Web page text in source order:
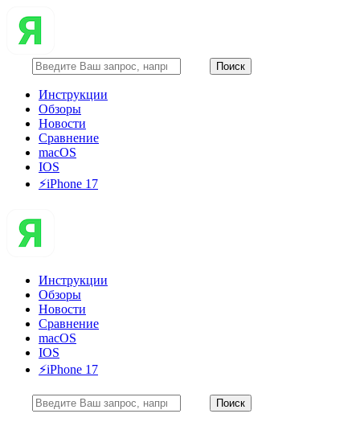
Инструкции
Обзоры
Новости
Сравнение
macOS
IOS
⚡️iPhone 17
Инструкции
Обзоры
Новости
Сравнение
macOS
IOS
⚡️iPhone 17